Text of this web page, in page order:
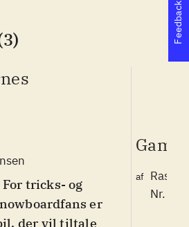
For tricks- og
er
der vil tiltale
af
Nr.
Feedback